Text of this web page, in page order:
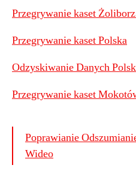
Przegrywanie kaset
Przegrywanie kaset Polska
Odzyskiwanie Danych
Przegrywanie kaset
Poprawianie
Wideo